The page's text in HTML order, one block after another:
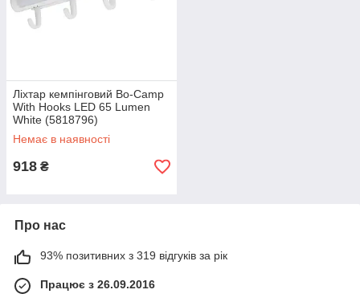
Ліхтар кемпінговий Bo-Camp
With Hooks LED 65 Lumen
White (5818796)
Немає в наявності
918 ₴
Про нас
93% позитивних з 319 відгуків за рік
Працює з 26.09.2016